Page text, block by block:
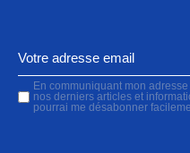
En communiquant mon
nos derniers articles et
pourrai me désabonner